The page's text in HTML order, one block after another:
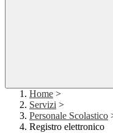
Home >
Servizi >
Personale Scolastico
Registro elettronico